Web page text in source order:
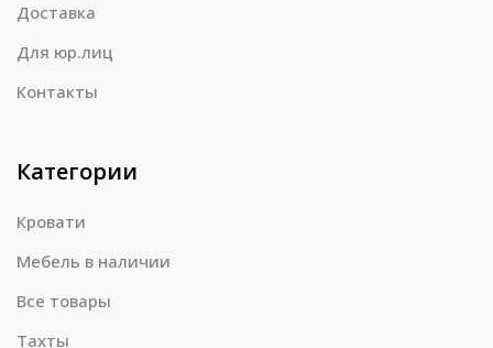
Доставка
Для юр.лиц
Контакты
Категории
Кровати
Мебель в наличии
Все товары
Тахты